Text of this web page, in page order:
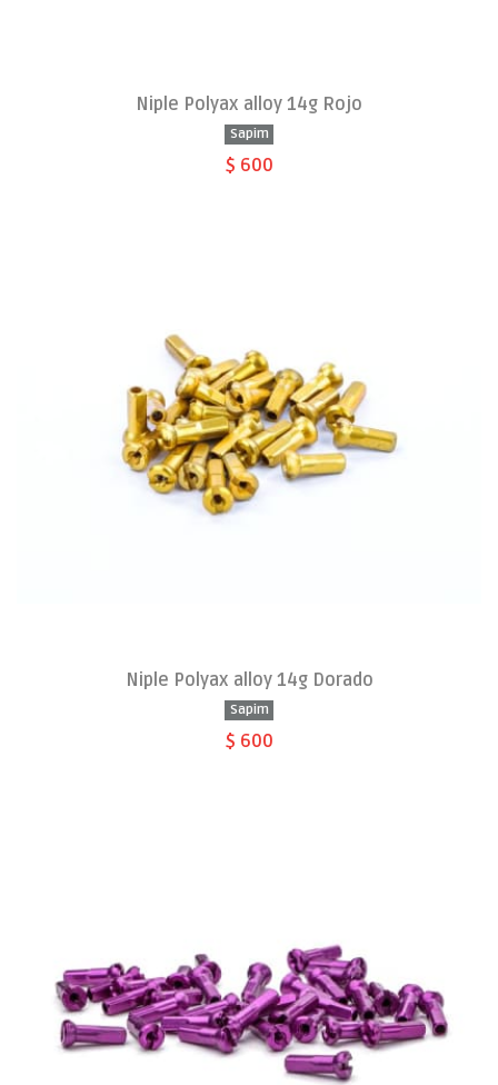
Niple Polyax alloy 14g Rojo
Sapim
$ 600
Niple Polyax alloy 14g Dorado
Sapim
$ 600